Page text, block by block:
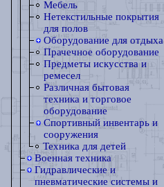
Мебель
Нетекстильные покрытия
для полов
Оборудование для отдыха
Прачечное оборудование
Предметы искусства и
ремесел
Различная бытовая
техника и торговое
оборудование
Спортивный инвентарь и
сооружения
Техника для детей
Военная техника
Гидравлические и
пневматические системы и